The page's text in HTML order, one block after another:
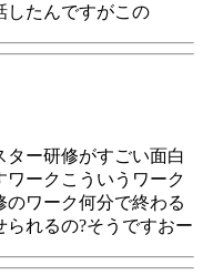
したんですがこの
ー研修がすごい面白
ワークこういうワーク
のワーク何分で終わる
れるの?そうですおー